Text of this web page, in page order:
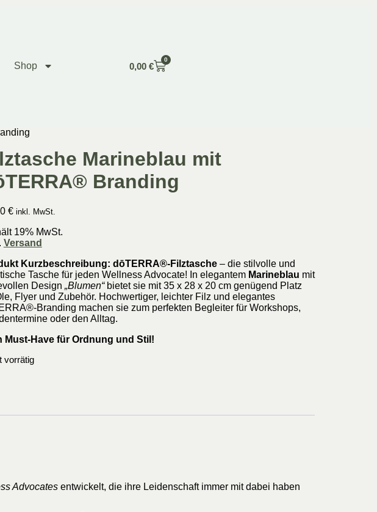
Shop 0,00 €
0
Marineblau mit
Branding
€ inkl. MwSt.
19% MwSt.
Versand
Kurzbeschreibung: dōTERRA®-Filztasche– die stilvolle und
Tasche für jeden Wellness Advocate! In elegantem Marineblau mit
Design „Blumen“bietet sie mit 35 x 28 x 20 cm genügend Platz
Flyer und Zubehör. Hochwertiger, leichter Filz und elegantes
Branding machen sie zum perfekten Begleiter für Workshops,
oder den Alltag.
Must-Have für Ordnung und Stil!
vorrätig
Advocates entwickelt, die ihre Leidenschaft immer mit dabei haben